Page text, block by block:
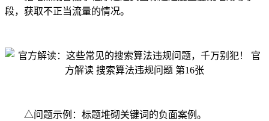
段，获取不正当流量的情况。
△问题示例：标题堆砌关键词的负面案例。